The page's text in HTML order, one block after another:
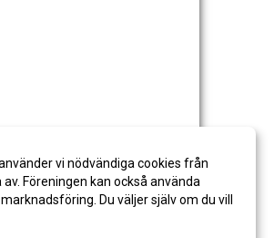
vi nödvändiga cookies från
Föreningen kan också använda
Du väljer själv om du vill